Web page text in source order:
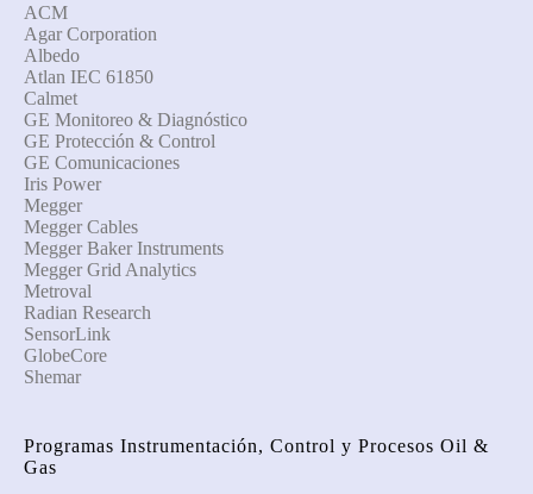
ACM
Agar Corporation
Albedo
Atlan IEC 61850
Calmet
GE Monitoreo & Diagnóstico
GE Protección & Control
GE Comunicaciones
Iris Power
Megger
Megger Cables
Megger Baker Instruments
Megger Grid Analytics
Metroval
Radian Research
SensorLink
GlobeCore
Shemar
Programas Instrumentación, Control y Procesos Oil &
Gas